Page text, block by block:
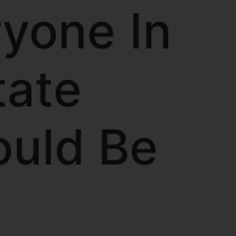
In
Be